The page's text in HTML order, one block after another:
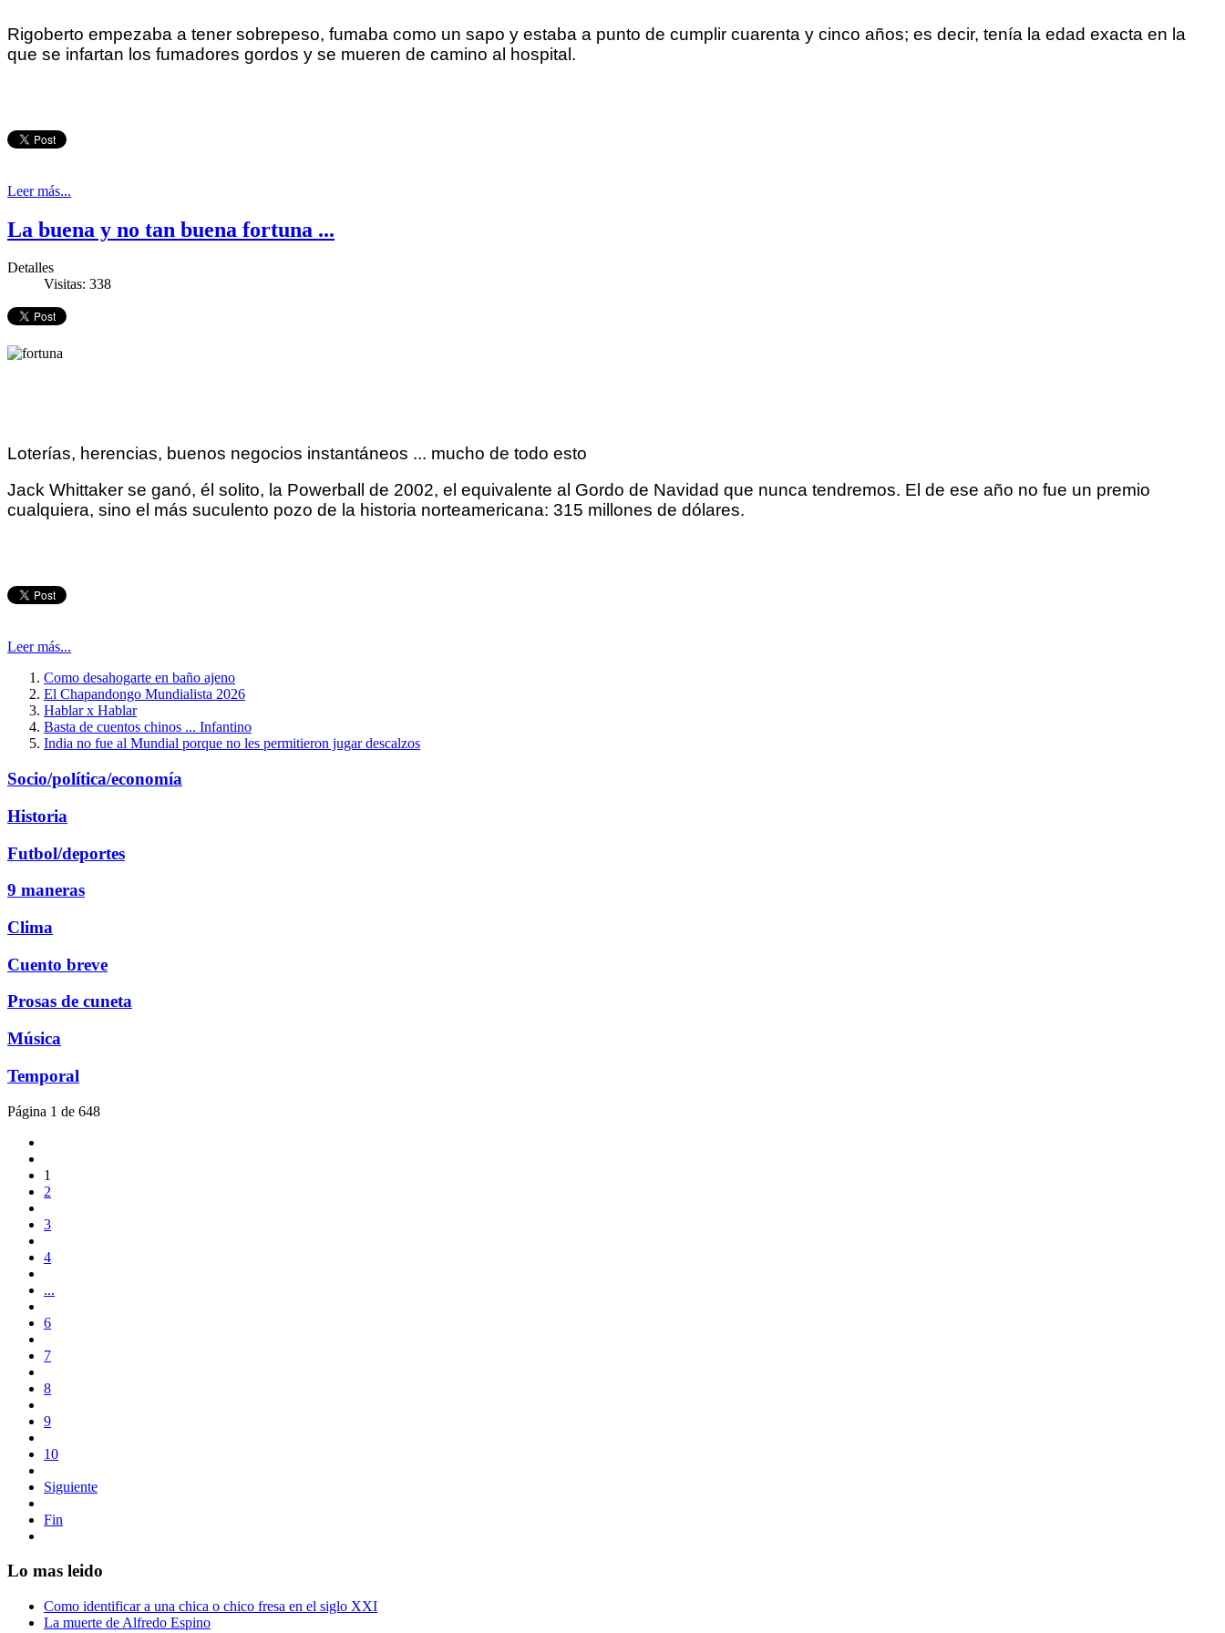
Rigoberto empezaba a tener sobrepeso, fumaba como un sapo y estaba a punto de cumplir cuarenta y cinco años; es decir, tenía la edad exacta en la
que se infartan los fumadores gordos y se mueren de camino al hospital.
Leer más...
La buena y no tan buena fortuna ...
Detalles
Visitas: 338
Loterías, herencias, buenos negocios instantáneos ... mucho de todo esto
Jack Whittaker se ganó, él solito, la Powerball de 2002, el equivalente al Gordo de Navidad que nunca tendremos. El de ese año no fue un premio
cualquiera, sino el más suculento pozo de la historia norteamericana: 315 millones de dólares.
Leer más...
Como desahogarte en baño ajeno
El Chapandongo Mundialista 2026
Hablar x Hablar
Basta de cuentos chinos ... Infantino
India no fue al Mundial porque no les permitieron jugar descalzos
Socio/política/economía
Historia
Futbol/deportes
9 maneras
Clima
Cuento breve
Prosas de cuneta
Música
Temporal
Página 1 de 648
1
2
3
4
...
6
7
8
9
10
Siguiente
Fin
Lo mas leido
Como identificar a una chica o chico fresa en el siglo XXI
La muerte de Alfredo Espino